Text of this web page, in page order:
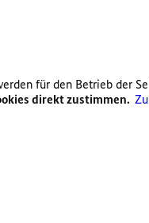
für den Betrieb der
direkt zustimmen.